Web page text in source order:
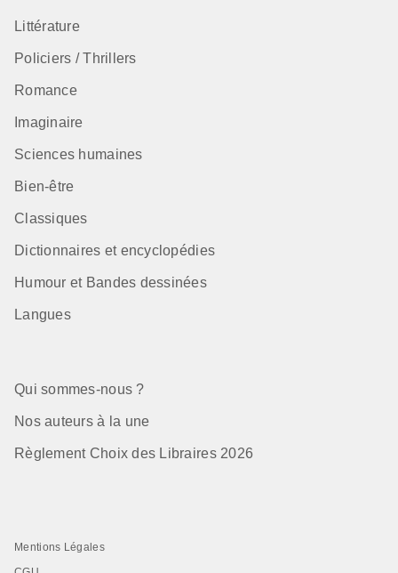
Littérature
Policiers / Thrillers
Romance
Imaginaire
Sciences humaines
Bien-être
Classiques
Dictionnaires et encyclopédies
Humour et Bandes dessinées
Langues
Qui sommes-nous ?
Nos auteurs à la une
Règlement Choix des Libraires 2026
Mentions Légales